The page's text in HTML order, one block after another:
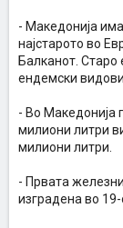
- Македонија
најстарото во
Балканот. Старо
ендемски видови
- Во Македонија
милиони литри
милиони литри.
- Првата
изградена во 19-